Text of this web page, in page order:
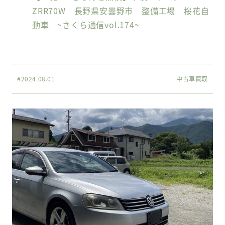
ZRR70W 長野県安曇野市 整備工場 桜花自
動車 ~さくら通信vol.174~
#2024.08.01 中古車買取